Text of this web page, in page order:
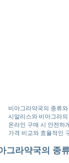
비아그라약국의 종류
시알리스와 비아그라
온라인 구매 시 안전하
가격 비교와 효율적인
그라약국의 종